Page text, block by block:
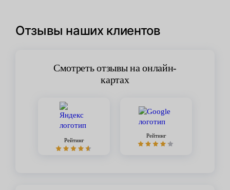
Отзывы наших клиентов
Смотреть отзывы на онлайн-
картах
Рейтинг
Рейтинг